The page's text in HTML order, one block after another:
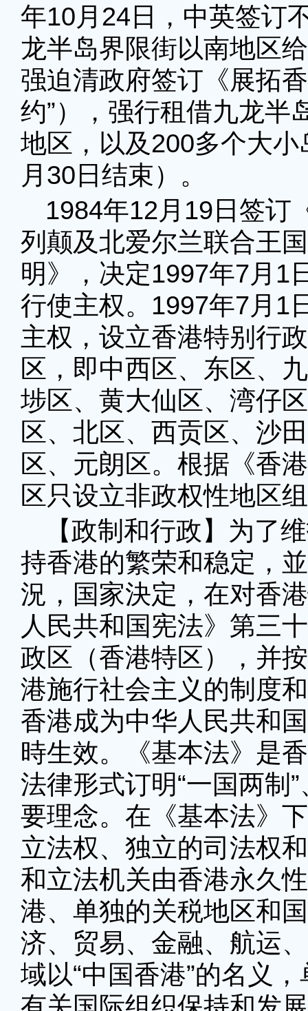
年10月24日，中英签订
龙半岛界限街以南地区
强迫清政府签订《展拓
约”），强行租借九龙半
地区，以及200多个大
月30日结束）。
1984年12月19日签订
列颠及北爱尔兰联合王
明》，决定1997年7月1
行使主权。1997年7月1
主权，设立香港特别行
区，即中西区、东区、
埗区、黄大仙区、湾仔
区、北区、西贡区、沙
区、元朗区。根据《香
区只设立非政权性地区
【政制和行政】为了
持香港的繁荣和稳定，
況，国家決定，在对香
人民共和国宪法》第三
政区（香港特区），并
港施行社会主义的制度
香港成为中华人民共和
時生效。《基本法》是
法律形式订明“一国两制
要理念。在《基本法》
立法权、独立的司法权
和立法机关由香港永久
港、单独的关税地区和
济、贸易、金融、航运
域以“中国香港”的名义